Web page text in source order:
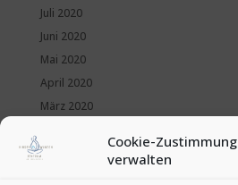
Cookie-Zustimmung
verwalten
Juli 2020
Juni 2020
Mai 2020
April 2020
März 2020
Januar 2020